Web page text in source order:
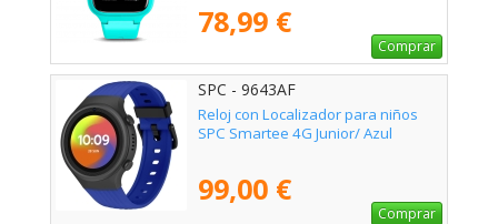
78,99 €
Comprar
SPC - 9643AF
Reloj con Localizador para niños
SPC Smartee 4G Junior/ Azul
99,00 €
Comprar